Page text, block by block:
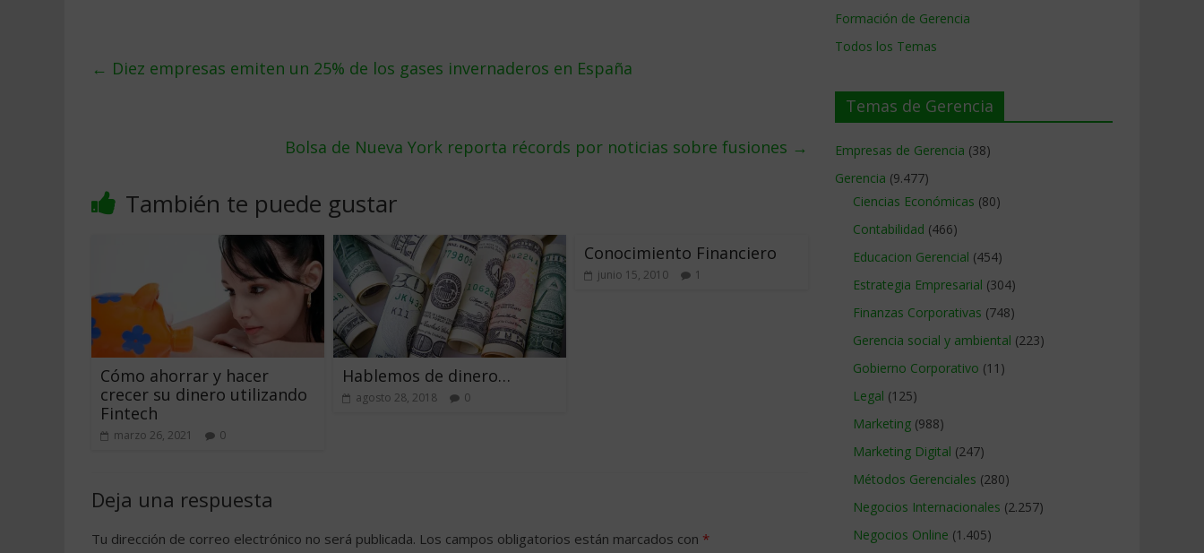
← Diez empresas emiten un 25% de los gases invernaderos en España
Bolsa de Nueva York reporta récords por noticias sobre fusiones →
También te puede gustar
Cómo ahorrar y hacer
crecer su dinero utilizando
Fintech
marzo 26, 2021 0
Hablemos de dinero…
agosto 28, 2018 0
Conocimiento Financiero
junio 15, 2010 1
Deja una respuesta
Tu dirección de correo electrónico no será publicada. Los campos obligatorios están marcados con *
Formación de Gerencia
Todos los Temas
Temas de Gerencia
Empresas de Gerencia (38)
Gerencia (9.477)
Ciencias Económicas (80)
Contabilidad (466)
Educacion Gerencial (454)
Estrategia Empresarial (304)
Finanzas Corporativas (748)
Gerencia social y ambiental (223)
Gobierno Corporativo (11)
Legal (125)
Marketing (988)
Marketing Digital (247)
Métodos Gerenciales (280)
Negocios Internacionales (2.257)
Negocios Online (1.405)